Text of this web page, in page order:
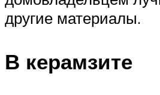
другие материалы.
В керамзите